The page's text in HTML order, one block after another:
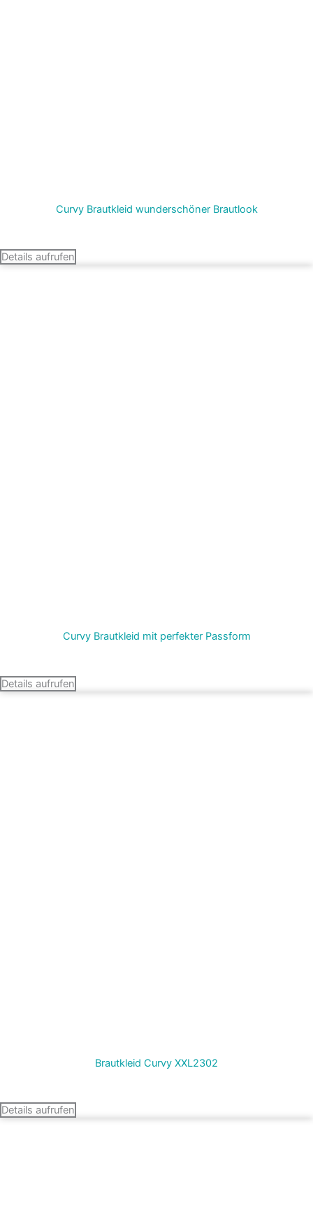
Curvy Brautkleid wunderschöner Brautlook
Details aufrufen
Curvy Brautkleid mit perfekter Passform
Details aufrufen
Brautkleid Curvy XXL2302
Details aufrufen